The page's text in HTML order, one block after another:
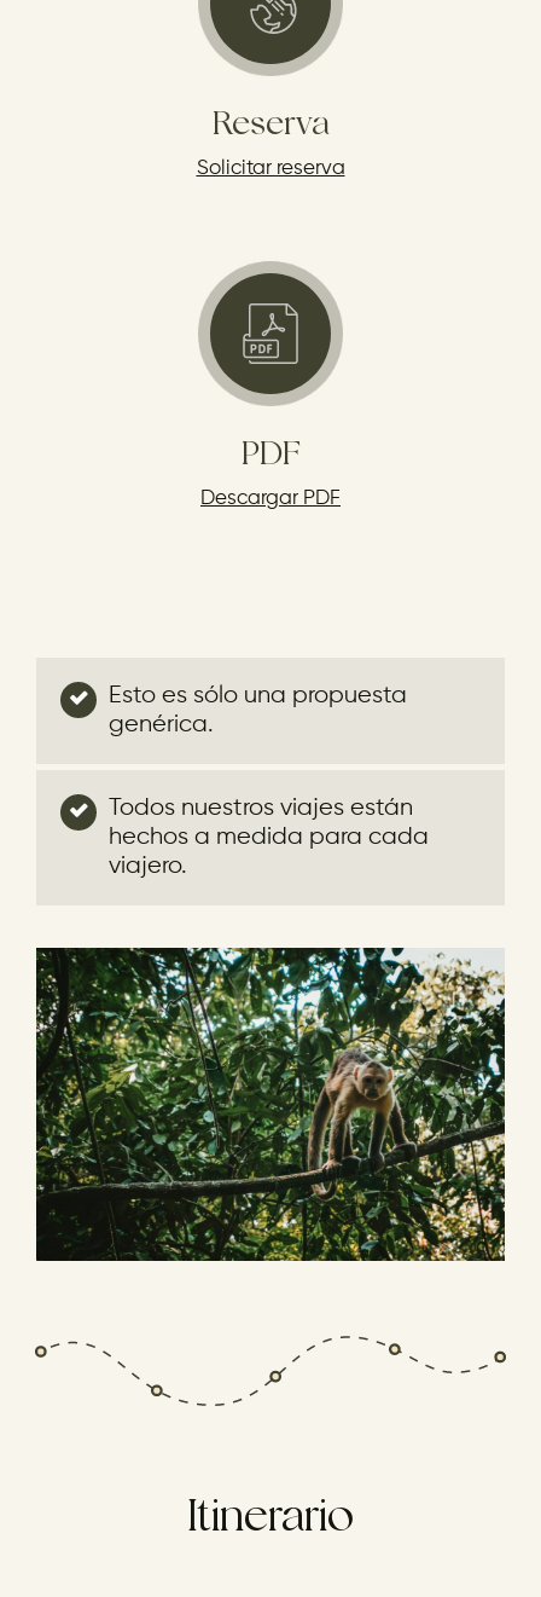
Reserva
Solicitar reserva
PDF
Descargar PDF
Itinerario
Esto es sólo una propuesta
genérica.
Todos nuestros viajes están
hechos a medida para cada
viajero.